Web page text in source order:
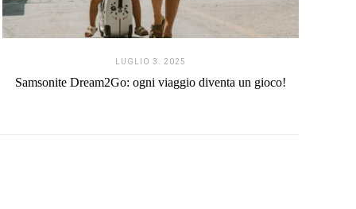
LUGLIO 3. 2025
Samsonite Dream2Go: ogni viaggio diventa un gioco!